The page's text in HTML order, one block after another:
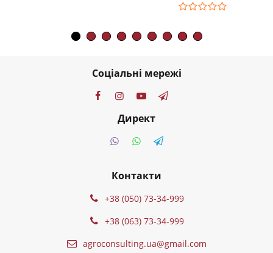
Соціальні мережі
Директ
Контакти
+38 (050) 73-34-999
+38 (063) 73-34-999
agroconsulting.ua@gmail.com